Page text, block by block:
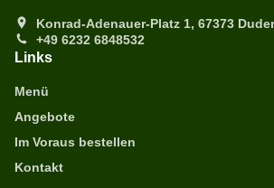
Konrad-Adenauer-Platz 1, 67373
+49 6232 6848532
Links
Menü
Angebote
Im Voraus bestellen
Kontakt